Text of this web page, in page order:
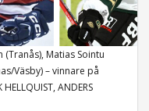
(Tranås), Matias Sointu
Väsby) – vinnare på
ANDERS